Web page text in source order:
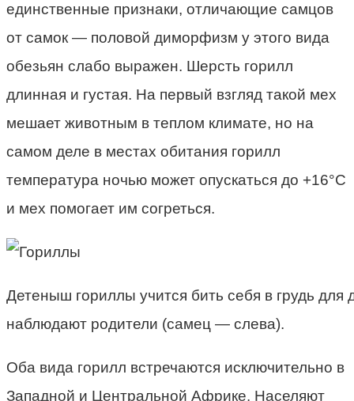
единственные признаки, отличающие самцов
от самок — половой диморфизм у этого вида
обезьян слабо выражен. Шерсть горилл
длинная и густая. На первый взгляд такой мех
мешает животным в теплом климате, но на
самом деле в местах обитания горилл
температура ночью может опускаться до +16°С
и мех помогает им согреться.
Детеныш гориллы учится бить себя в грудь
наблюдают родители (самец — слева).
Оба вида горилл встречаются исключительно в
Западной и Центральной Африке. Населяют